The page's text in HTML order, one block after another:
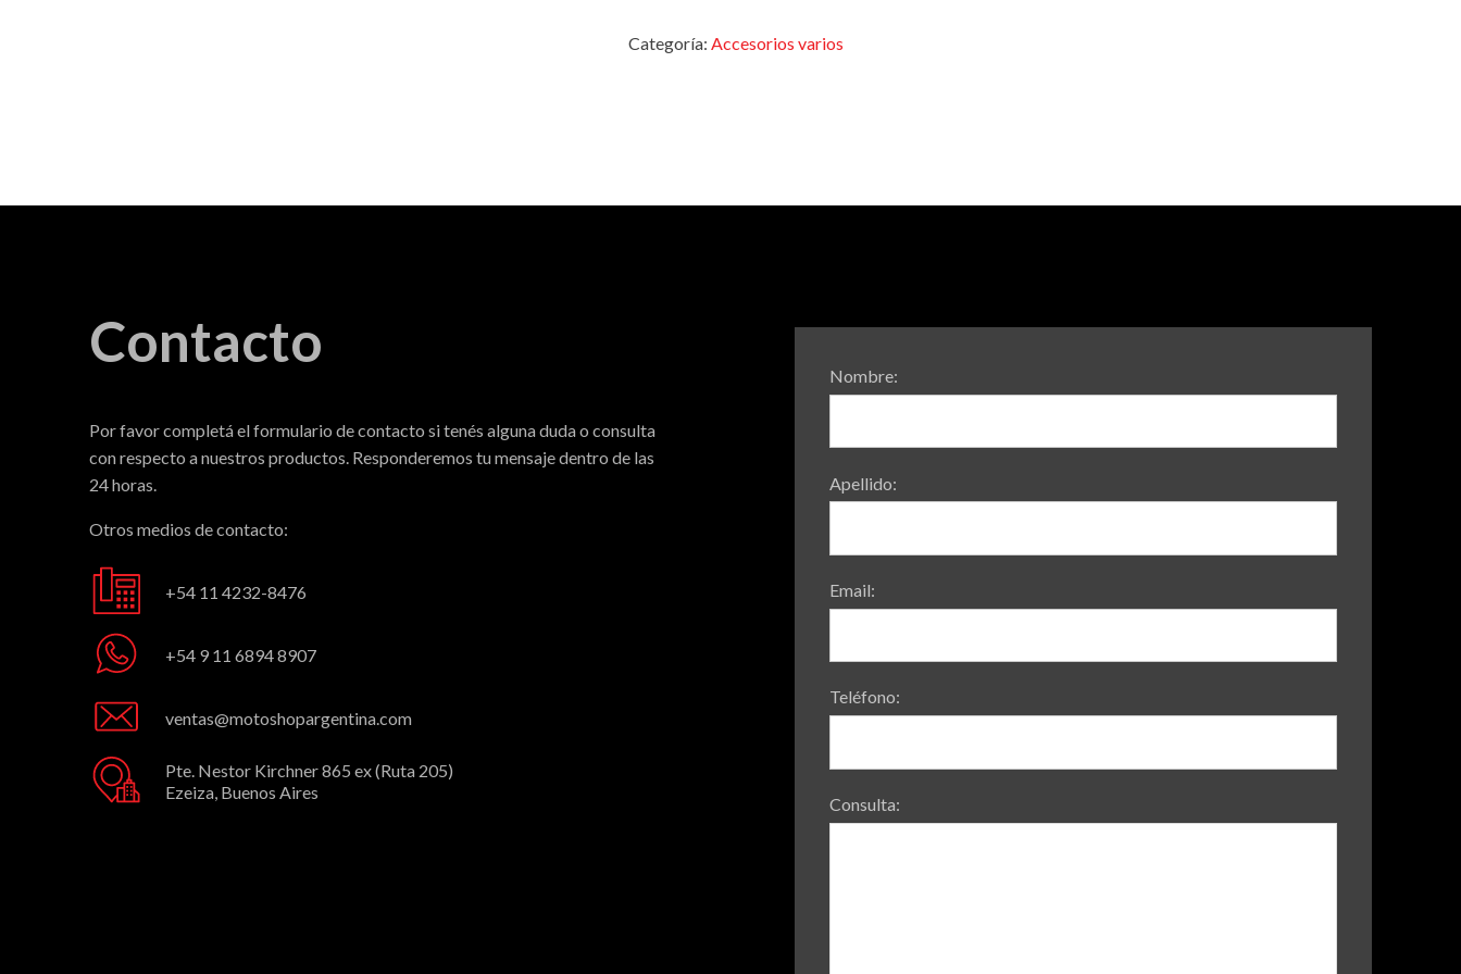
Categoría:Accesorios varios
Contacto
Por favor completá el formulario de contacto si tenés alguna duda o consulta
con respecto a nuestros productos. Responderemos tu mensaje dentro de las
24 horas.
Otros medios de contacto:
+54 11 4232-8476
+54 9 11 6894 8907
ventas@motoshopargentina.com
Pte. Nestor Kirchner 865 ex (Ruta 205)
Ezeiza, Buenos Aires
Nombre:
Apellido:
Email:
Teléfono:
Consulta: